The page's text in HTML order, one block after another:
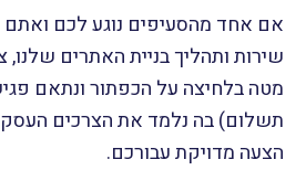
אם אחד מהסעיפים נוגע לכם ואתם
שירות ותהליך בניית האתרים שלנו,
מטה בלחיצה על הכפתור ונתאם
תשלום) בה נלמד את הצרכים
הצעה מדויקת עבורכם.